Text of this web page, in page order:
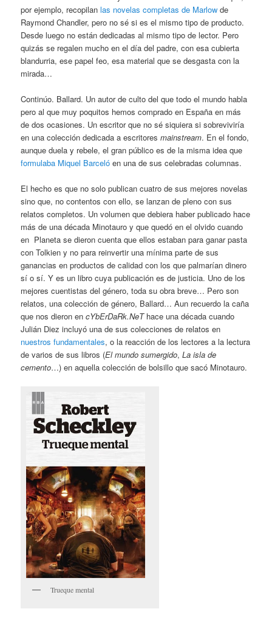
por ejemplo, recopilanlas novelas completas de Marlow de
Raymond Chandler, pero no sé si es el mismo tipo de producto.
Desde luego no están dedicadas al mismo tipo de lector. Pero
quizás se regalen mucho en el día del padre, con esa cubierta
blandurria, ese papel feo, esa material que se desgasta con la
mirada…
Continúo. Ballard. Un autor de culto del que todo el mundo habla
pero al que muy poquitos hemos comprado en España en más
de dos ocasiones. Un escritor que no sé siquiera si sobreviviría
en una colección dedicada a escritoresmainstream. En el fondo,
aunque duela y rebele, el gran público es de la misma idea que
formulaba Miquel Barceló en una de sus celebradas columnas.
El hecho es que no solo publican cuatro de sus mejores novelas
sino que, no contentos con ello, se lanzan de pleno con sus
relatos completos. Un volumen que debiera haber publicado hace
más de una década Minotauro y que quedó en el olvido cuando
en Planeta se dieron cuenta que ellos estaban para ganar pasta
con Tolkien y no para reinvertir una mínima parte de sus
ganancias en productos de calidad con los que palmarían dinero
sí o sí. Y es un libro cuya publicación es de justicia. Uno de los
mejores cuentistas del género, toda su obra breve… Pero son
relatos, una colección de género, Ballard… Aun recuerdo la caña
que nos dieron encYbErDaRk.NeThace una década cuando
Julián Diez incluyó una de sus colecciones de relatos en
nuestros fundamentales, o la reacción de los lectores a la lectura
de varios de sus libros (El mundo sumergido,La isla de
cemento…) en aquella colección de bolsillo que sacó Minotauro.
Trueque mental